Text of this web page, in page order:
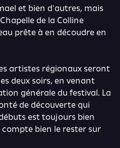
et bien d'autres, mais
de la Colline
prête à en découdre en
artistes régionaux seront
deux soirs, en venant
générale du festival. La
de découverte qui
est toujours bien
compte bien le rester sur